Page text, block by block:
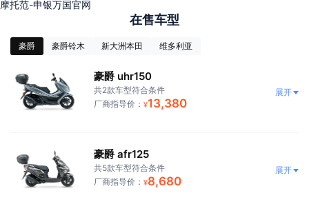
摩托范-申银万国官网
在售车型
豪爵 豪爵铃木 新大洲本田 维多利亚
豪爵 uhr150
共2款车型符合条件
厂商指导价： ¥13,380
展开
豪爵 afr125
共5款车型符合条件
厂商指导价： ¥8,680
展开